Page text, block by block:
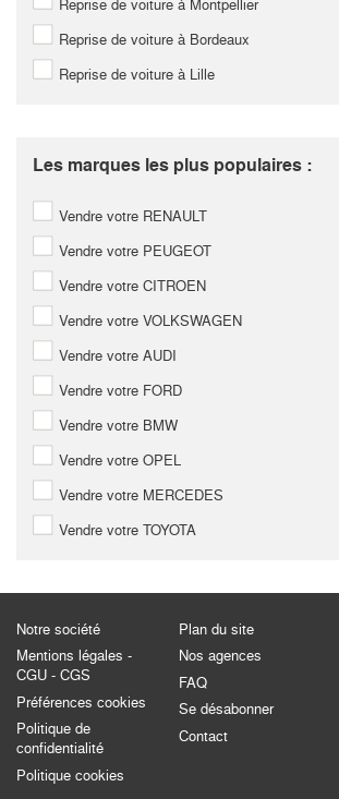
Reprise de voiture à Montpellier
Reprise de voiture à Bordeaux
Reprise de voiture à Lille
Les marques les plus populaires :
Vendre votre RENAULT
Vendre votre PEUGEOT
Vendre votre CITROEN
Vendre votre VOLKSWAGEN
Vendre votre AUDI
Vendre votre FORD
Vendre votre BMW
Vendre votre OPEL
Vendre votre MERCEDES
Vendre votre TOYOTA
Notre société
Mentions légales -
CGU - CGS
Préférences cookies
Politique de
confidentialité
Politique cookies
Plan du site
Nos agences
FAQ
Se désabonner
Contact